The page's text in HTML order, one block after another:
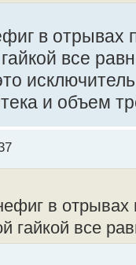
в отрывах
все
и объем
в отрывах
гайкой все